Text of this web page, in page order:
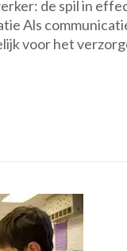
de spil in
Als
voor het